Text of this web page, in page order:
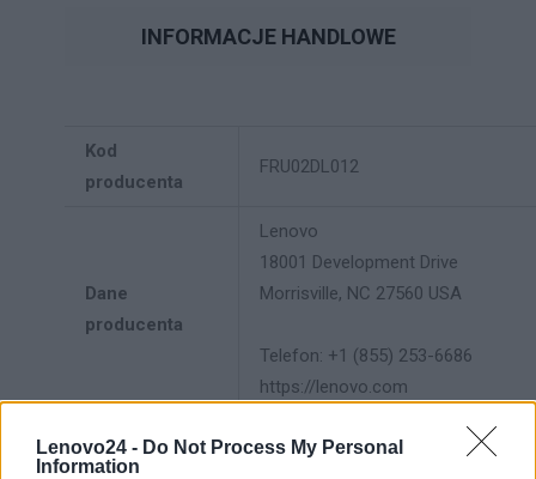
Lenovo24 - Do Not Process My Personal
Information
INFORMACJE HANDLOWE
Kod
producenta
FRU02DL012
Dane
producenta
Lenovo
18001 Development Drive
Morrisville, NC 27560 USA
Telefon: +1 (855) 253-6686
https://lenovo.com
Lenovo Technology B.V. Sp. z